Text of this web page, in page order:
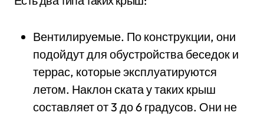
Вентилируемые. По конструкции, они
подойдут для обустройства беседок и
террас, которые эксплуатируются
летом. Наклон ската у таких крыш
составляет от 3 до 6 градусов. Они не